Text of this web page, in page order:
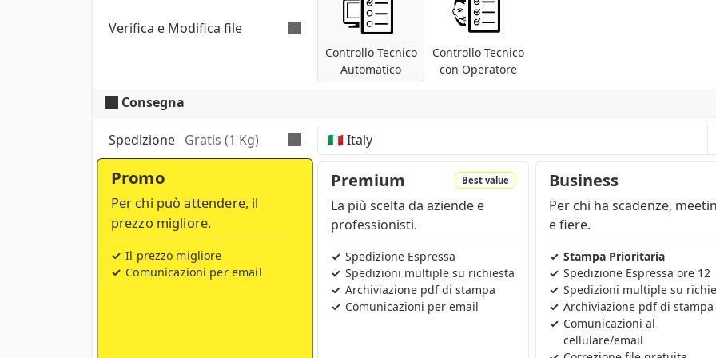
stampa in fase di piega e cordonatura.
Verifica e Modifica file
Controllo Tecnico
Automatico
Controllo Tecnico
con Operatore
Verifica automatica e gratuita
conversione nel profilo di stampa CMYK se presenti metodi differenti (RGB, Pantoni, etc
...).
Consegna
Spedizione Gratis (1 Kg)
Tempi, costi e tasse possono variare a seconda della regione e dei prodotti nel carrello
Promo
Per chi può attendere, il
prezzo migliore.
Il prezzo migliore
Comunicazioni per email
Premium Best value
La più scelta da aziende e
professionisti.
Spedizione Espressa
Spedizioni multiple su richiesta
Archiviazione pdf di stampa
Comunicazioni per email
Business
Per chi ha scadenze,
e fiere.
Stampa Prioritaria
Spedizione Espressa ore 12
Spedizioni multiple su
Archiviazione pdf di stampa
Comunicazioni al
cellulare/email